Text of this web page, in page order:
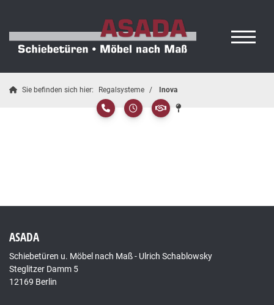
Sie befinden sich hier: Regalsysteme Inova
ASADA
Schiebetüren u. Möbel nach Maß - Ulrich Schablowsky
Steglitzer Damm 5
12169 Berlin